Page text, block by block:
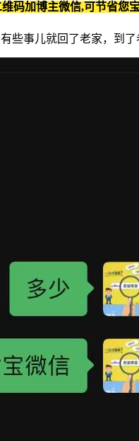
码加博主微信,可节省您
些事儿就回了老家，到